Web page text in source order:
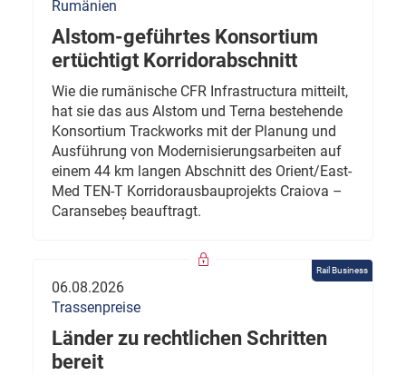
Rumänien
Alstom-geführtes Konsortium
ertüchtigt Korridorabschnitt
Wie die rumänische CFR Infrastructura mitteilt,
hat sie das aus Alstom und Terna bestehende
Konsortium Trackworks mit der Planung und
Ausführung von Modernisierungsarbeiten auf
einem 44 km langen Abschnitt des Orient/East-
Med TEN-T Korridorausbauprojekts Craiova –
Caransebeș beauftragt.
Rail Business
06.08.2026
Trassenpreise
Länder zu rechtlichen Schritten
bereit